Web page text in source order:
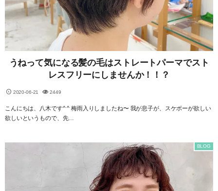
うねって気になる髪の毛はストレートパーマでスト
レスフリーにしませんか！！？
2020-06-21 2449
こんにちは、八木です^ ^ 梅雨入りしましたね〜 我が息子が、スケボーが欲しい
欲しいというもので、先…
BLOG